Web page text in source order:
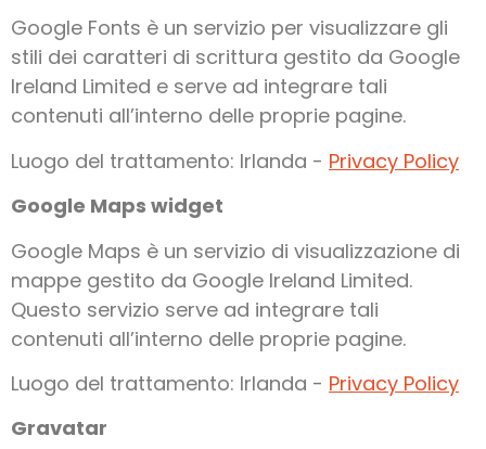
Google Fonts è un servizio per visualizzare gli
stili dei caratteri di scrittura gestito da Google
Ireland Limited e serve ad integrare tali
contenuti all’interno delle proprie pagine.
Luogo del trattamento: Irlanda - Privacy Policy
Google Maps widget
Google Maps è un servizio di visualizzazione di
mappe gestito da Google Ireland Limited.
Questo servizio serve ad integrare tali
contenuti all’interno delle proprie pagine.
Luogo del trattamento: Irlanda - Privacy Policy
Gravatar